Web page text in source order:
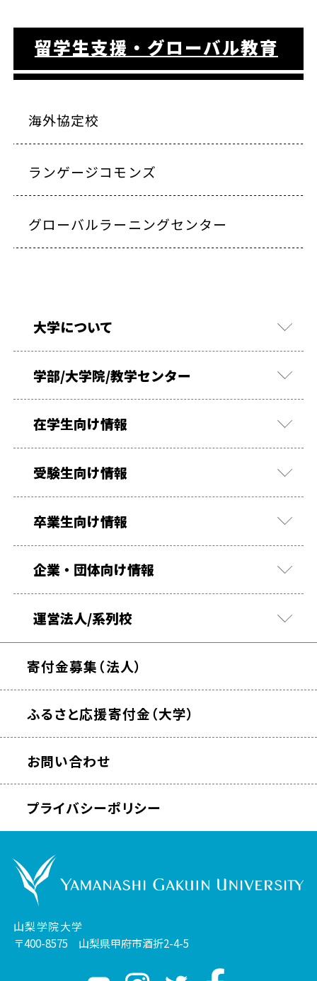
留学生支援・グローバル教育
海外協定校
ランゲージコモンズ
グローバルラーニングセンター
大学について
学部/大学院/教学センター
在学生向け情報
受験生向け情報
卒業生向け情報
企業・団体向け情報
運営法人/系列校
寄付金募集（法人）
ふるさと応援寄付金（大学）
お問い合わせ
プライバシーポリシー
山梨学院大学
〒400-8575 山梨県甲府市酒折2-4-5